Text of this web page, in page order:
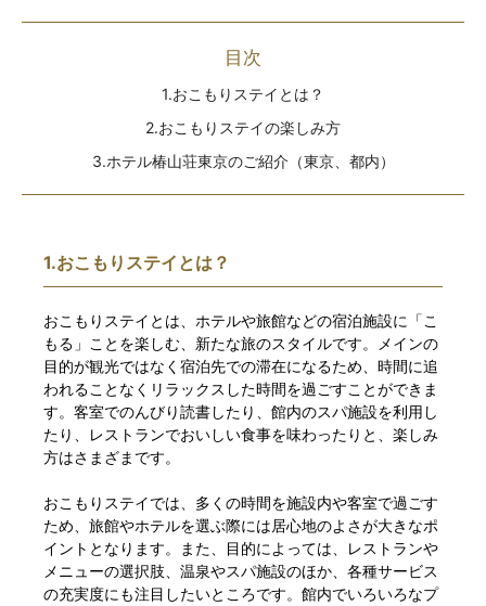
目次
1.おこもりステイとは？
2.おこもりステイの楽しみ方
3.ホテル椿山荘東京のご紹介（東京、都内）
1.おこもりステイとは？
おこもりステイとは、ホテルや旅館などの宿泊施設に「こ
もる」ことを楽しむ、新たな旅のスタイルです。メインの
目的が観光ではなく宿泊先での滞在になるため、時間に追
われることなくリラックスした時間を過ごすことができま
す。客室でのんびり読書したり、館内のスパ施設を利用し
たり、レストランでおいしい食事を味わったりと、楽しみ
方はさまざまです。
おこもりステイでは、多くの時間を施設内や客室で過ごす
ため、旅館やホテルを選ぶ際には居心地のよさが大きなポ
イントとなります。また、目的によっては、レストランや
メニューの選択肢、温泉やスパ施設のほか、各種サービス
の充実度にも注目したいところです。館内でいろいろなプ